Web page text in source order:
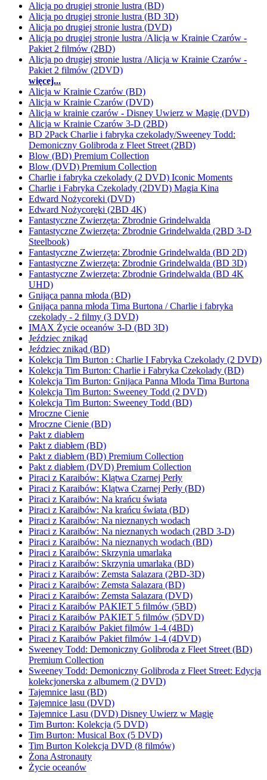
Alicja po drugiej stronie lustra (BD)
Alicja po drugiej stronie lustra (BD 3D)
Alicja po drugiej stronie lustra (DVD)
Alicja po drugiej stronie lustra /Alicja w Krainie Czarów -
Pakiet 2 filmów (2BD)
Alicja po drugiej stronie lustra /Alicja w Krainie Czarów -
Pakiet 2 filmów (2DVD)
więcej...
Alicja w Krainie Czarów (BD)
Alicja w Krainie Czarów (DVD)
Alicja w krainie czarów - Disney Uwierz w Magię (DVD)
Alicja w Krainie Czarów 3-D (2BD)
BD 2Pack Charlie i fabryka czekolady/Sweeney Todd:
Demoniczny Golibroda z Fleet Street (2BD)
Blow (BD) Premium Collection
Blow (DVD) Premium Collection
Charlie i fabryka czekolady (2 DVD) Iconic Moments
Charlie i Fabryka Czekolady (2DVD) Magia Kina
Edward Nożycoreki (DVD)
Edward Nożycoręki (2BD 4K)
Fantastyczne Zwierzęta: Zbrodnie Grindelwalda
Fantastyczne Zwierzęta: Zbrodnie Grindelwalda (2BD 3-D
Steelbook)
Fantastyczne Zwierzęta: Zbrodnie Grindelwalda (BD 2D)
Fantastyczne Zwierzęta: Zbrodnie Grindelwalda (BD 3D)
Fantastyczne Zwierzęta: Zbrodnie Grindelwalda (BD 4K
UHD)
Gnijąca panna młoda (BD)
Gnijąca panna młoda Tima Burtona / Charlie i fabryka
czekolady - 2 filmy (3 DVD)
IMAX Życie oceanów 3-D (BD 3D)
Jeździec znikąd
Jeździec znikąd (BD)
Kolekcja Tim Burton : Charlie I Fabryka Czekolady (2 DVD)
Kolekcja Tim Burton: Charlie i Fabryka Czekolady (BD)
Kolekcja Tim Burton: Gnijaca Panna Mloda Tima Burtona
Kolekcja Tim Burton: Sweeney Todd (2 DVD)
Kolekcja Tim Burton: Sweeney Todd (BD)
Mroczne Cienie
Mroczne Cienie (BD)
Pakt z diabłem
Pakt z diabłem (BD)
Pakt z diabłem (BD) Premium Collection
Pakt z diabłem (DVD) Premium Collection
Piraci z Karaibów: Klątwa Czarnej Perły
Piraci z Karaibów: Klątwa Czarnej Perły (BD)
Piraci z Karaibów: Na krańcu świata
Piraci z Karaibów: Na krańcu świata (BD)
Piraci z Karaibów: Na nieznanych wodach
Piraci z Karaibów: Na nieznanych wodach (2BD 3-D)
Piraci z Karaibów: Na nieznanych wodach (BD)
Piraci z Karaibów: Skrzynia umarlaka
Piraci z Karaibów: Skrzynia umarlaka (BD)
Piraci z Karaibów: Zemsta Salazara (2BD-3D)
Piraci z Karaibów: Zemsta Salazara (BD)
Piraci z Karaibów: Zemsta Salazara (DVD)
Piraci z Karaibów PAKIET 5 filmów (5BD)
Piraci z Karaibów PAKIET 5 filmów (5DVD)
Piraci z Karaibów Pakiet filmów 1-4 (4BD)
Piraci z Karaibów Pakiet filmów 1-4 (4DVD)
Sweeney Todd: Demoniczny Golibroda z Fleet Street (BD)
Premium Collection
Sweeney Todd: Demoniczny Golibroda z Fleet Street: Edycja
kolekcjonerska z albumem (2 DVD)
Tajemnice lasu (BD)
Tajemnice lasu (DVD)
Tajemnice Lasu (DVD) Disney Uwierz w Magię
Tim Burton: Kolekcja (5 DVD)
Tim Burton: Musical Box (5 DVD)
Tim Burton Kolekcja DVD (8 filmów)
Żona Astronauty
Życie oceanów